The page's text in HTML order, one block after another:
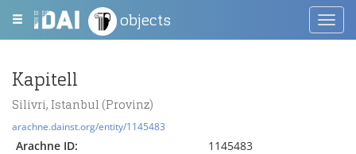
objects
Kapitell
Silivri, Istanbul (Provinz)
arachne.dainst.org/entity/1145483
Arachne ID:
1145483